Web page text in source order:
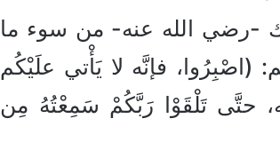
-رضي الله عنه- من سوء ما
(اصْبِرُوا، فإنَّه لا يَأْتي علَيْكُم
حتَّى تَلْقَوْا رَبَّكُمْ سَمِعْتُهُ مِن